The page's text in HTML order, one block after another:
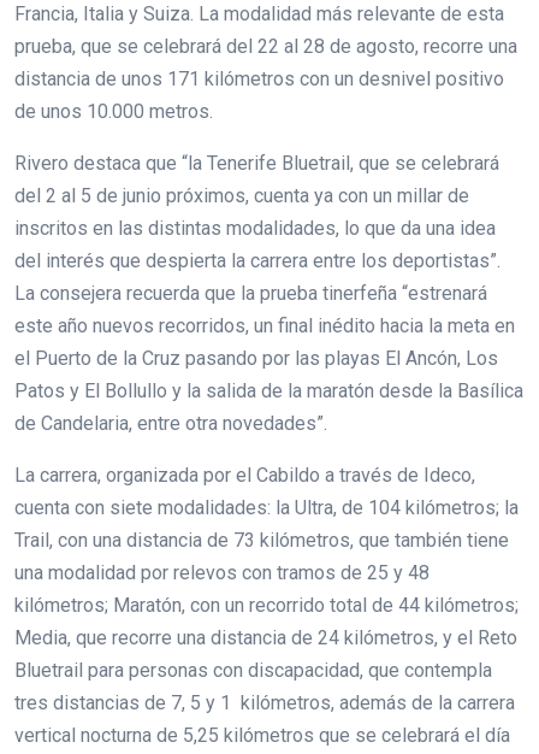
Francia, Italia y Suiza. La modalidad más relevante de esta
prueba, que se celebrará del 22 al 28 de agosto, recorre una
distancia de unos 171 kilómetros con un desnivel positivo
de unos 10.000 metros.
Rivero destaca que “la Tenerife Bluetrail, que se celebrará
del 2 al 5 de junio próximos, cuenta ya con un millar de
inscritos en las distintas modalidades, lo que da una idea
del interés que despierta la carrera entre los deportistas”.
La consejera recuerda que la prueba tinerfeña “estrenará
este año nuevos recorridos, un final inédito hacia la meta en
el Puerto de la Cruz pasando por las playas El Ancón, Los
Patos y El Bollullo y la salida de la maratón desde la Basílica
de Candelaria, entre otra novedades”.
La carrera, organizada por el Cabildo a través de Ideco,
cuenta con siete modalidades: la Ultra, de 104 kilómetros; la
Trail, con una distancia de 73 kilómetros, que también tiene
una modalidad por relevos con tramos de 25 y 48
kilómetros; Maratón, con un recorrido total de 44 kilómetros;
Media, que recorre una distancia de 24 kilómetros, y el Reto
Bluetrail para personas con discapacidad, que contempla
tres distancias de 7, 5 y 1 kilómetros, además de la carrera
vertical nocturna de 5,25 kilómetros que se celebrará el día